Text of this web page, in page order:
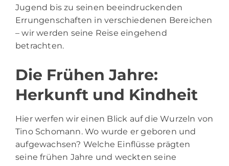
Jugend bis zu seinen beeindruckenden
Errungenschaften in verschiedenen Bereichen
– wir werden seine Reise eingehend
betrachten.
Die Frühen Jahre:
Herkunft und Kindheit
Hier werfen wir einen Blick auf die Wurzeln von
Tino Schomann. Wo wurde er geboren und
aufgewachsen? Welche Einflüsse prägten
seine frühen Jahre und weckten seine